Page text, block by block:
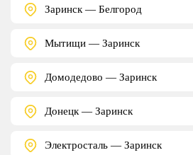
Заринск — Белгород
Мытищи — Заринск
Домодедово — Заринск
Донецк — Заринск
Электросталь — Заринск